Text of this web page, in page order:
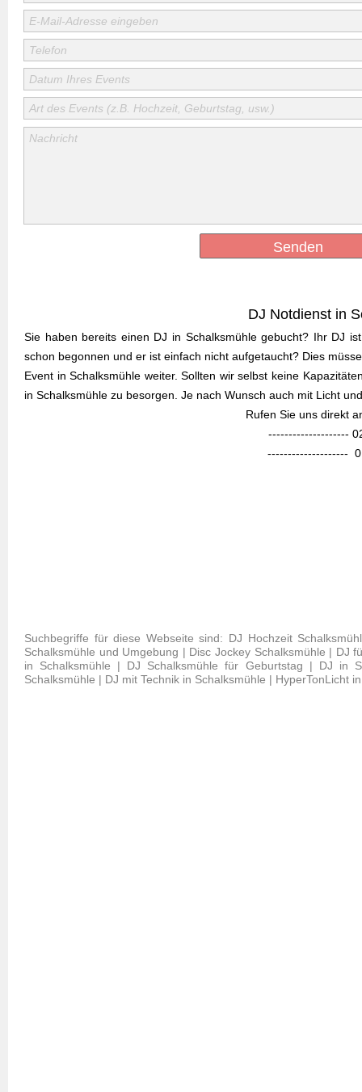
E-Mail-Adresse eingeben
Senden
Nachricht
Telefon
Datum Ihres Events
Art des Events (z.B. Hochzeit, Geburtstag, usw.)
DJ Notdienst in
Sie haben bereits einen DJ in Schalksmühle gebucht? Ihr DJ
schon begonnen und er ist einfach nicht aufgetaucht? Dies
Event in Schalksmühle weiter. Sollten wir selbst keine
in Schalksmühle zu besorgen. Je nach Wunsch auch mit Licht
Rufen Sie uns direkt
--------------------
--------------------
Suchbegriffe für diese Webseite sind: DJ Hochzeit
Schalksmühle und Umgebung | Disc Jockey Schalksmühle | DJ
in Schalksmühle | DJ Schalksmühle für Geburtstag | DJ in
Schalksmühle | DJ mit Technik in Schalksmühle | HyperTonLicht